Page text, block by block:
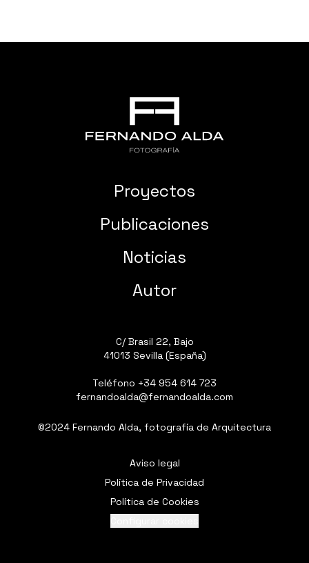
Proyectos
Publicaciones
Noticias
Autor
C/ Brasil 22, Bajo
41013 Sevilla (España)
Teléfono +34 954 614 723
fernandoalda@fernandoalda.com
©2024 Fernando Alda, fotografía de Arquitectura
Aviso legal
Política de Privacidad
Política de Cookies